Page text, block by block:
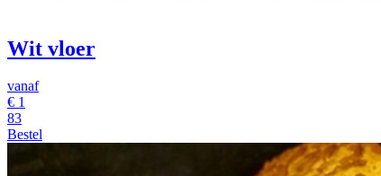
Wit vloer
vanaf
€ 1
83
Bestel